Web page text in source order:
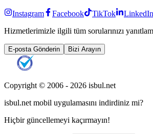
Instagram Facebook TikTok LinkedIn
Hizmetlerimizle ilgili tüm sorularınızı
E-posta Gönderin Bizi Arayın
Copyright © 2006 - 2026 isbul.net
isbul.net mobil uygulamasını indirdiniz mi?
Hiçbir güncellemeyi kaçırmayın!